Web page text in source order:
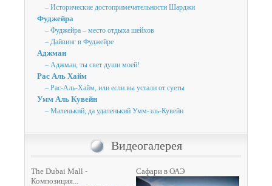
– Исторические достопримечательности Шарджи
Фуджейра
– Фуджейра – место отдыха шейхов
– Дайвинг в Фуджейре
Аджман
– Аджман, ты свет души моей!
Рас Аль Хайм
– Рас-Аль-Хайм, или если вы устали от суеты
Умм Аль Кувейн
– Маленький, да удаленький Умм-эль-Кувейн
Видеогалерея
The Dubai Mall -
Композиция...
Сафари в ОАЭ